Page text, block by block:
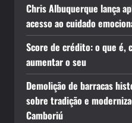
Chris Albuquerque lança
acesso ao cuidado
Score de crédito: o que é,
aumentar o seu
Demolição de barracas
sobre tradição e
Camboriú